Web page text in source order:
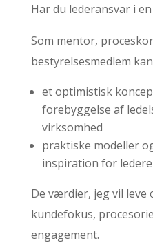
Har du lederansvar i
Som mentor,
bestyrelsesmedlem
et optimistisk
forebyggelse af
virksomhed
praktiske modeller
inspiration for
De værdier, jeg vil leve
kundefokus,
engagement.